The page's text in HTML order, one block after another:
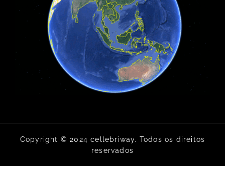
Copyright © 2024 cellebriway. Todos os direitos
reservados